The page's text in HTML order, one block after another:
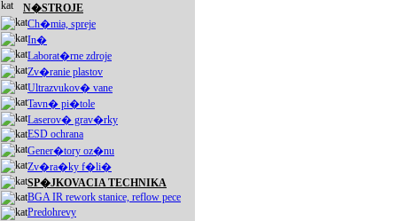
N�STROJE
Ch�mia, spreje
In�
Laborat�rne zdroje
Zv�ranie plastov
Ultrazvukov� vane
Tavn� pi�tole
Laserov� grav�rky
ESD ochrana
Gener�tory oz�nu
Zv�ra�ky f�li�
SP�JKOVACIA TECHNIKA
BGA IR rework stanice, reflow pece
Predohrevy